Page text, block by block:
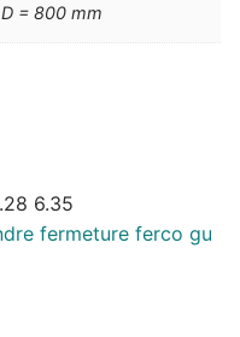
= 800 mm
6.35